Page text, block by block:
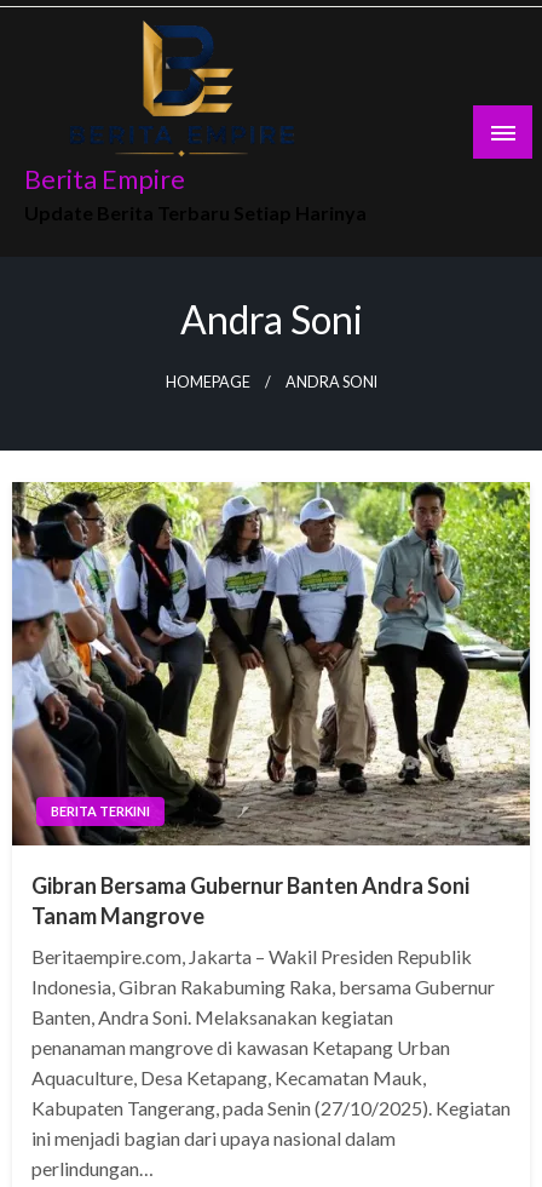
Skip
Berita Empire
Andra Soni
HOMEPAGE ANDRA SONI
BERITA TERKINI
Gibran Bersama Gubernur Banten Andra Soni
Tanam Mangrove
Beritaempire.com, Jakarta – Wakil Presiden Republik
Indonesia, Gibran Rakabuming Raka, bersama Gubernur
Banten, Andra Soni. Melaksanakan kegiatan
penanaman mangrove di kawasan Ketapang Urban
Aquaculture, Desa Ketapang, Kecamatan Mauk,
Kabupaten Tangerang, pada Senin (27/10/2025). Kegiatan
ini menjadi bagian dari upaya nasional dalam
perlindungan…